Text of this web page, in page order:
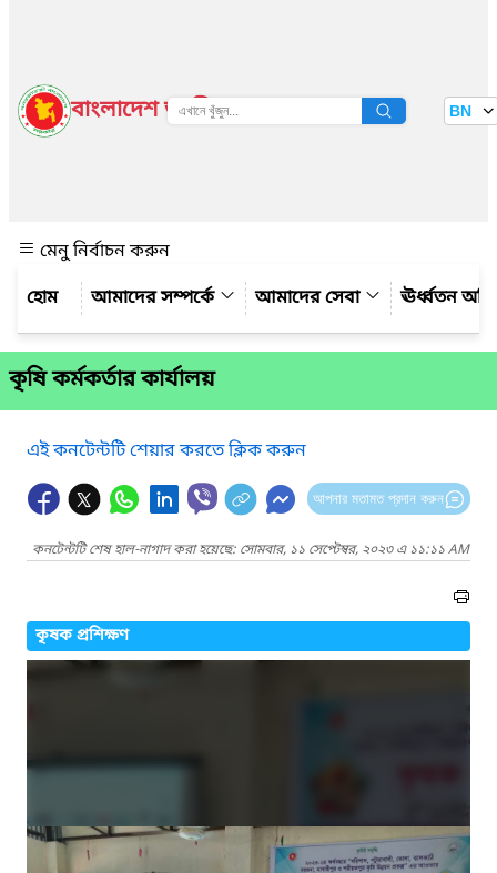
বাংলাদেশ জাতীয় তথ্য বাতায়ন BN
মেনু নির্বাচন করুন
আমাদের সম্পর্কে
আমাদের সেবা ঊর্ধ্বতন
কৃষি কর্মকর্তার কার্যালয়
এই কনটেন্টটি শেয়ার করতে ক্লিক করুন
আপনার মতামত প্রদান করুন
কনটেন্টটি শেষ হাল-নাগাদ করা হয়েছে: সোমবার, ১১ সেপ্টেম্বর, ২০২৩ এ ১১:১১ AM
কৃষক প্রশিক্ষণ